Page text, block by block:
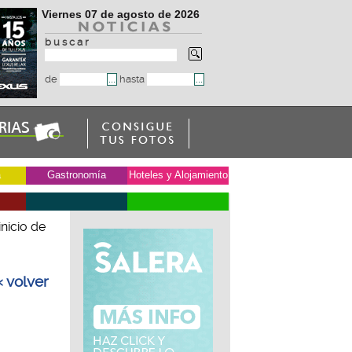
Viernes 07 de agosto de 2026
b u s c a r
de hasta
Gastronomía Hoteles y Alojamiento
de
volver